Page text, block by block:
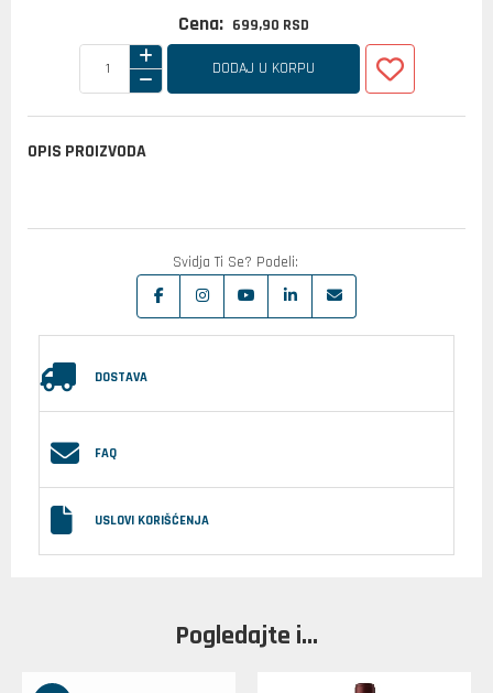
Cena: 699,90 RSD
DODAJ U KORPU
OPIS PROIZVODA
Svidja Ti Se? Podeli:
DOSTAVA
FAQ
USLOVI KORIŠĆENJA
Pogledajte i...